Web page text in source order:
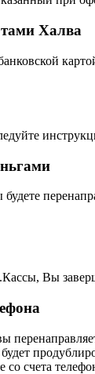
Халва
Вы
счета